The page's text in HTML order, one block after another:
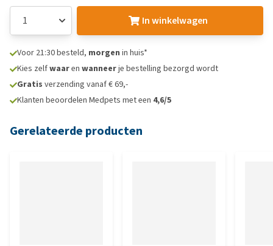
In winkelwagen
Voor 21:30 besteld, morgen in huis*
Kies zelfwaaren wanneerje bestelling bezorgd wordt
Gratis verzending vanaf € 69,-
Klanten beoordelen Medpets met een 4,6/5
Gerelateerde producten